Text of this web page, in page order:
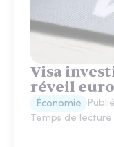
Visa
réveil
Économie
Temps de lecture